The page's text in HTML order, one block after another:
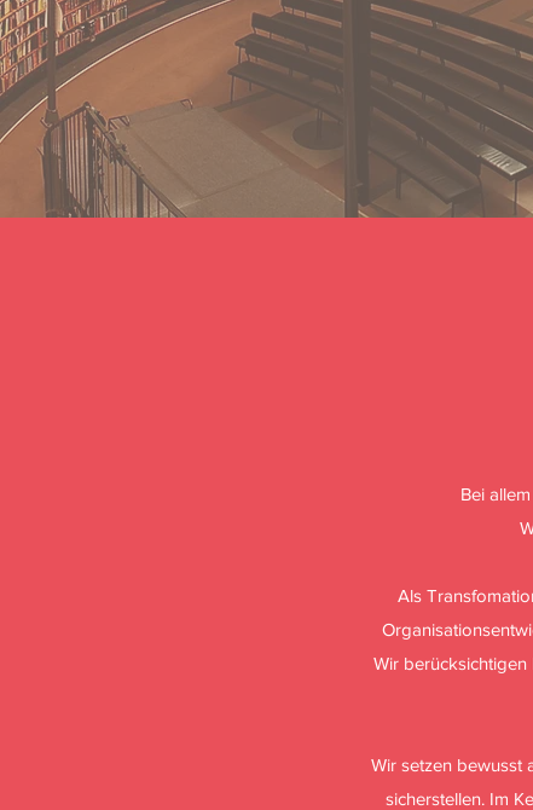
Bei
Als
Wir
Wir setzen bewusst
sicherstellen. Im